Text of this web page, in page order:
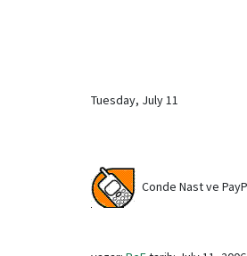
Tuesday, July 11
Conde Nast ve